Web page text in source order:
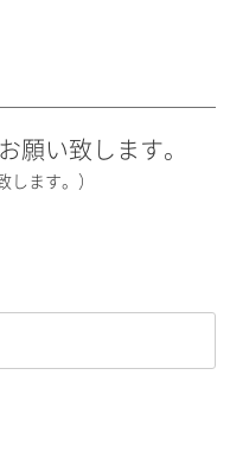
願い致します。
します。）